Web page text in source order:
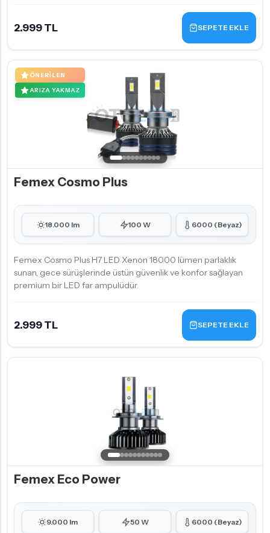
2.999 TL SEPETE EKLE
ÖNERILEN
ARIZA YAKMAZ
Femex Cosmo Plus
18.000 lm 100 W 6000 (Beyaz)
Femex Cosmo Plus H7 LED Xenon 18000 lümen parlaklık
sunan, gece sürüşlerinde üstün güvenlik ve konfor sağlayan
premium bir LED far ampulüdür.
2.999 TL SEPETE EKLE
Femex Eco Power
9.000 lm 50 W 6000 (Beyaz)